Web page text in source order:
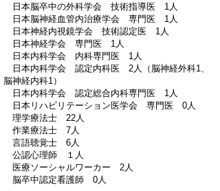
日本脳卒中の外科学会 技術指導医 1人
日本脳神経血管内治療学会 専門医 1人
日本神経内視鏡学会 技術認定医 1人
日本神経学会 専門医 1人
日本内科学会 内科専門医 1人
日本内科学会 認定内科医 2人（脳神経外科1、
脳神経内科1）
日本内科学会 認定総合内科専門医 1人
日本リハビリテーション医学会 専門医 0人
理学療法士 22人
作業療法士 7人
言語聴覚士 6人
公認心理師 １人
医療ソーシャルワーカー 2人
脳卒中認定看護師 0人